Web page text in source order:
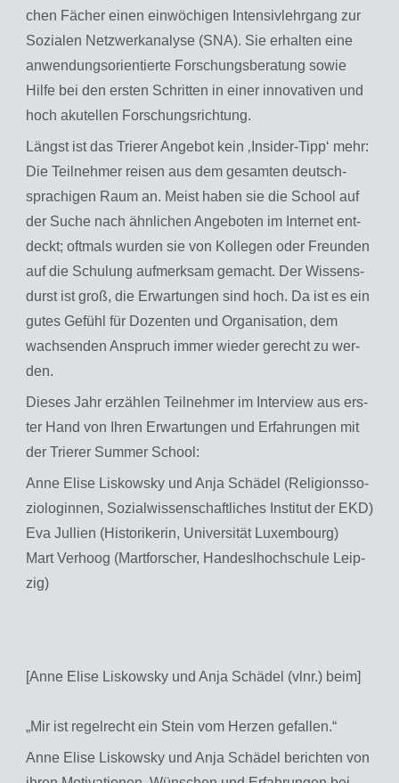
chen Fä­cher einen ein­wö­chi­gen In­ten­siv­lehr­gang zur
So­zia­len Netz­werkana­ly­se (SNA). Sie er­hal­ten eine
an­wen­dungs­ori­en­tier­te For­schungs­be­ra­tung sowie
Hilfe bei den ers­ten Schrit­ten in einer in­no­va­ti­ven und
hoch aku­tel­len For­schungs­rich­tung.
Längst ist das Trie­rer An­ge­bot kein ‚In­si­der-Tipp‘ mehr:
Die Teil­neh­mer rei­sen aus dem ge­sam­ten deutsch­
spra­chi­gen Raum an. Meist haben sie die School auf
der Suche nach ähn­li­chen An­ge­bo­ten im In­ter­net ent­
deckt; oft­mals wur­den sie von Kol­le­gen oder Freun­den
auf die Schu­lung auf­merk­sam ge­macht. Der Wis­sens­
durst ist groß, die Er­war­tun­gen sind hoch. Da ist es ein
gutes Ge­fühl für Do­zen­ten und Or­ga­ni­sa­ti­on, dem
wach­sen­den An­spruch immer wie­der ge­recht zu wer­
den.
Die­ses Jahr er­zäh­len Teil­neh­mer im In­ter­view aus ers­
ter Hand von Ihren Er­war­tun­gen und Er­fah­run­gen mit
der Trie­rer Sum­mer School:
Anne Elise Lis­kow­sky und Anja Schä­del (Re­li­gi­ons­so­
zio­lo­gin­nen, So­zi­al­wis­sen­schaft­li­ches In­sti­tut der EKD)
Eva Jul­li­en (His­to­ri­ke­rin, Uni­ver­si­tät Lu­xem­bourg)
Mart Ver­hoog (Mart­for­scher, Han­des­l­hoch­schu­le Leip­
zig)
[Anne Elise Liskowsky und Anja Schädel (vlnr.) beim]
„Mir ist re­gel­recht ein Stein vom Her­zen ge­fal­len.“
Anne Elise Lis­kow­sky und Anja Schä­del be­rich­ten von